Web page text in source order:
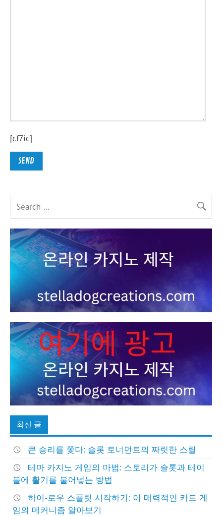
[cf7ic]
최신 글
큰 승리를 쫓다: 슬롯 토너먼트의 짜릿한 스릴
테마 카지노 게임의 마법: 스토리가 슬롯과 테이
블에 활기를 불어넣는 방법
하이-로우 스플릿 시작하기: 이 매력적인 카드 게
임의 메커니즘 알아보기